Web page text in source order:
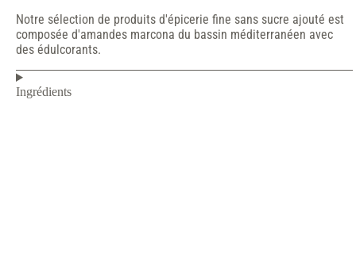
Notre sélection de produits d'épicerie fine sans sucre ajouté est
composée d'amandes marcona du bassin méditerranéen avec
des édulcorants.
Ingrédients